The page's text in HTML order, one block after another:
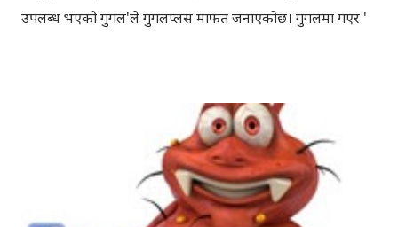
उपलब्ध भएको गुगल'ले गुगलप्लस मार्फत जनाएकोछ। गुगलमा गएर '
पनि सकियो, फोन 'साइलेन्ट' मोडमा भएपनि, गुगलबाट फोन गर्दा चर्को
आवाजले घन्टी बज्छ। फोनको सुरक्षाको हिसाबले, ' एन्ड्रोइड डिभाइस
म्यानेजर ' प्रयोग गर्नै पर्ने 'फिचर' हो। फोन हराएको खन्डमा, 'एन्ड्रोइड
डिभाइस म्यानेजर' को ड्यासबोर्डबाट आफ्नो फोन, खोज्न सकिन्छ,
'लक' गर्न सकिन्छ, अनि फोनमा भएका 'डेटा' सबै मेट्न पनि सकिन्छ।